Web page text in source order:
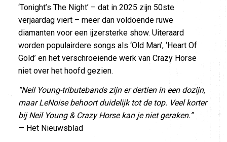
‘Tonight’s The Night’ – dat in 2025 zijn 50ste
verjaardag viert – meer dan voldoende ruwe
diamanten voor een ijzersterke show. Uiteraard
worden populairdere songs als ‘Old Man’, ‘Heart Of
Gold’ en het verschroeiende werk van Crazy Horse
niet over het hoofd gezien.
“Neil Young-tributebands zijn er dertien in een dozijn,
maar LeNoise behoort duidelijk tot de top. Veel korter
bij Neil Young & Crazy Horse kan je niet geraken.”
— Het Nieuwsblad